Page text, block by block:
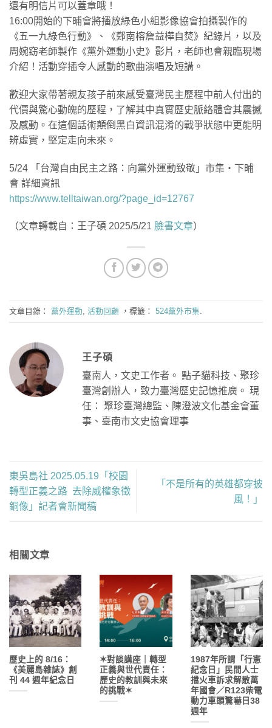
還有明信片可以蓋章哦！
16:00開始的下晡會將播放綠色小組影像協會拍攝製作的
《五一九綠色行動》、《鄭南榕詹益樺自焚》紀錄片，以及
周婉窈老師製作《黨外運動小史》影片，老師也會親臨現場
介紹！活動穿插令人感動的歌曲演唱及短講。
歡迎大家帶著親友孩子前來感受臺灣民主歷程中前人付出的
代價與驚心動魄的歷程，了解其中真實歷史脈絡體會其震撼
及感動。在這個話術顛倒黑白資訊混淆的戰爭狀態中更能明
辨虛實，堅定走向未來。
5/24 「台灣自由民主之路：向黨外運動致敬」市集・下晡
會 詳細資訊
https://www.telltaiwan.org/?page_id=12767
（文章轉載自：王子碩 2025/5/21 臉書文章）
文章目錄： 黨外運動 活動回顧 ，標籤： 524黨外市集
王子碩
臺南人，文史工作者。 點子貓科技、聚珍
臺灣創辦人，致力臺灣歷史記憶推廣。 現
任： 聚珍臺灣總監、陳澄波文化基金會董
事、臺南市文史協會理事
東吳島社 2025.05.19「校園
轉型正義之路 去除威權象徵
銅像」記者會新聞稿
「不是所有的英雄都穿披
風！」
相關文章
歷史上的 8/16：
《美麗島雜誌》創
刊 44 週年紀念日
✶對談講座｜轉型
正義與世代責任：
歷史的教訓與未來
的挑戰✶
1987年所謂「行憲
紀念日」民間人士
擋火車訴求解散萬
年國會／R123柴電
動力車頭驚嚇日38
週年